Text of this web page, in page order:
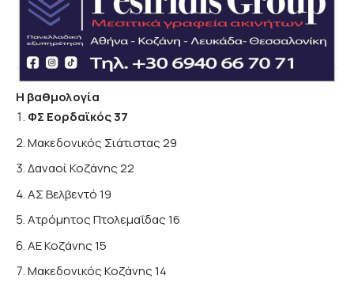
Η βαθμολογία
ΦΣ Εορδαϊκός 37
Μακεδονικός Σιάτιστας 29
Δαναοί Κοζάνης 22
ΑΣ Βελβεντό 19
Ατρόμητος Πτολεμαΐδας 16
ΑΕ Κοζάνης 15
Μακεδονικός Κοζάνης 14